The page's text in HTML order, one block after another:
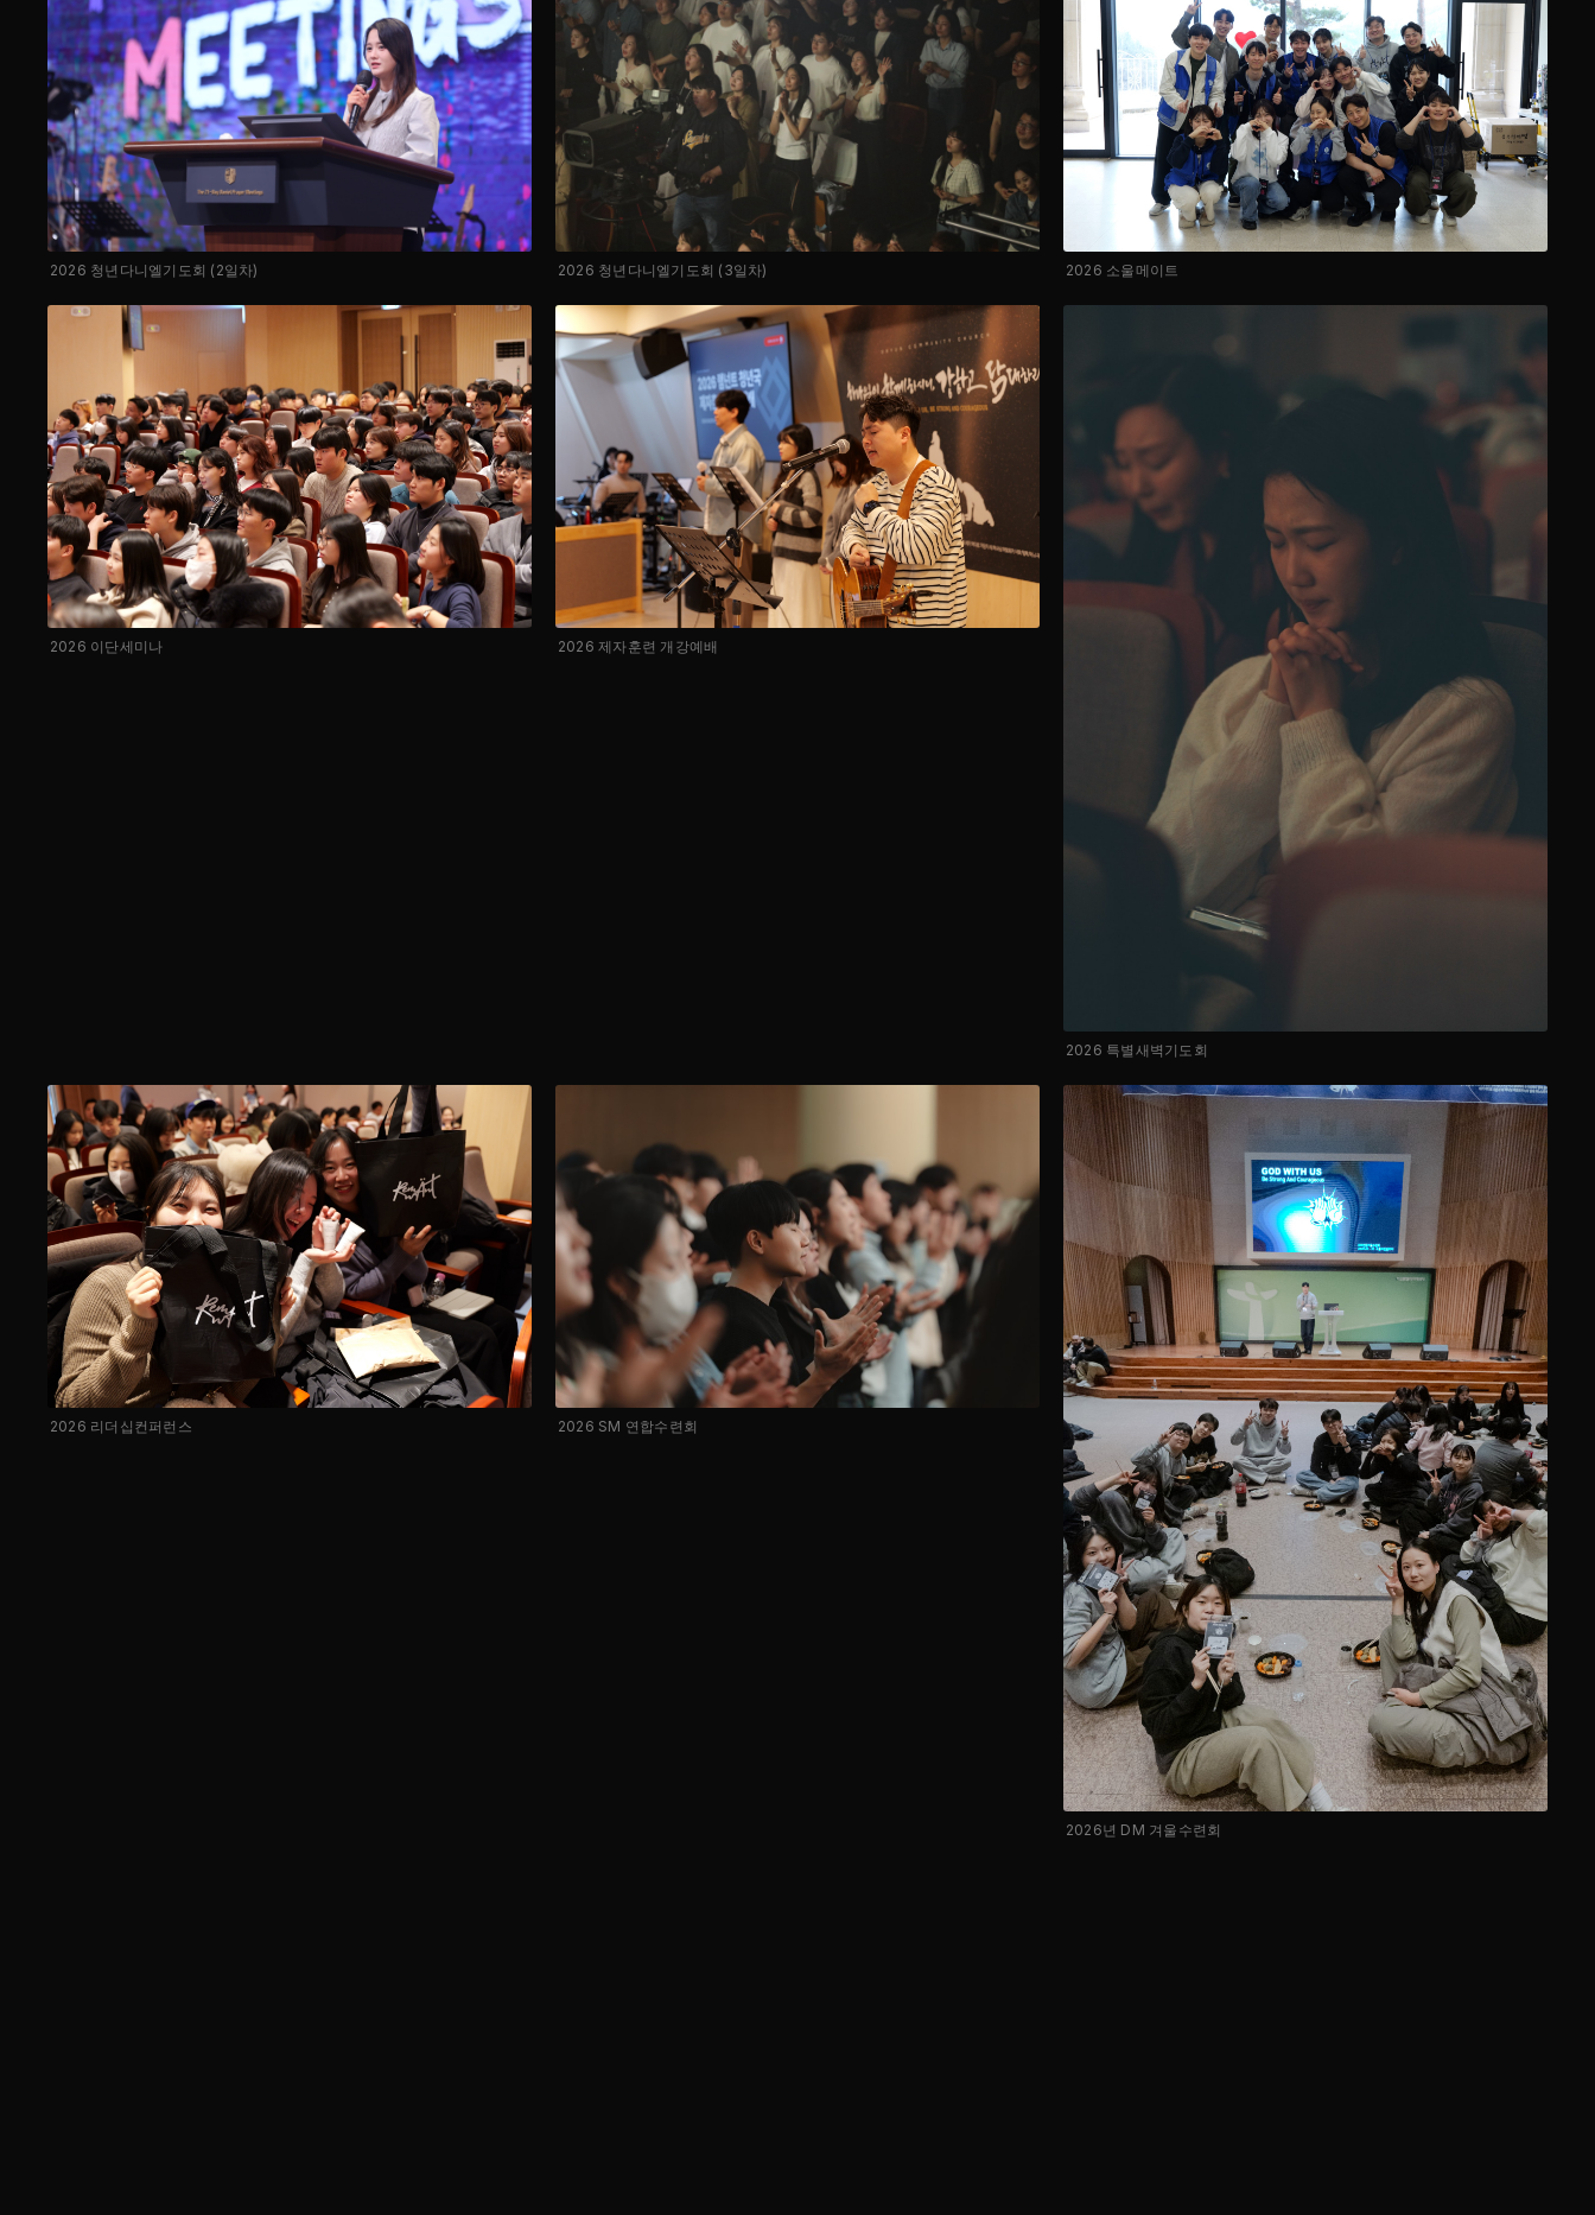
2026 청년다니엘기도회 (2일차) 2026 청년다니엘기도회 (3일차) 2026 소울메이트
2026 이단세미나 2026 제자훈련 개강예배
2026 특별새벽기도회
2026 리더십컨퍼런스 2026 SM 연합수련회
2026년 DM 겨울수련회